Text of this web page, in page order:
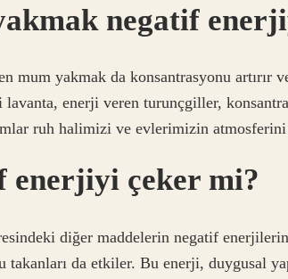
negatif
mum yakmak da konsantrasyonu artırır
lavanta, enerji veren turunçgiller,
ruh halimizi ve evlerimizin
enerjiyi çeker mi?
diğer maddelerin negatif
da etkiler. Bu enerji, duygusal